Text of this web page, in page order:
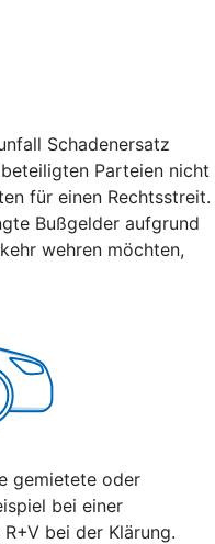
Schadenersatz
Parteien nicht
für einen Rechtsstreit.
Bußgelder aufgrund
wehren möchten,
gemietete oder
bei einer
bei der Klärung.